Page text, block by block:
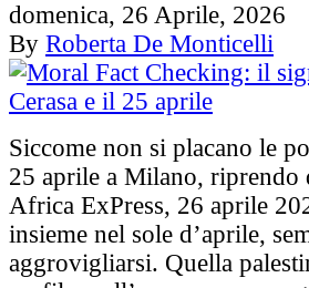
domenica, 26 Aprile, 2026
By Roberta De Monticelli
Siccome non si placano le
25 aprile a Milano, riprendo
Africa ExPress, 26 aprile
insieme nel sole d’aprile,
aggrovigliarsi. Quella